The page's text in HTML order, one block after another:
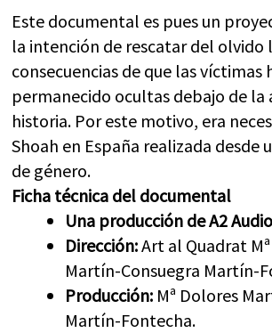
Este documental es pues un
la intención de rescatar del olvido
consecuencias de que las víctimas
permanecido ocultas debajo de
historia. Por este motivo, era
Shoah en España realizada desde
de género.
Ficha técnica del documental
Una producción de A2
Dirección:Art al Quadrat
Martín-Consuegra Martín-
Producción: Mª Dolores
Martín-Fontecha.